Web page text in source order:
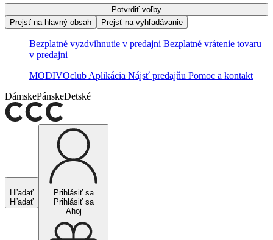
Potvrdiť voľby
Prejsť na hlavný obsah
Prejsť na vyhľadávanie
Bezplatné vyzdvihnutie v predajni Bezplatné vrátenie tovaru
v predajni
MODIVOclub Aplikácia Nájsť predajňu Pomoc a kontakt
DámskePánskeDetské
Hľadať
Hľadať
Prihlásiť sa
Prihlásiť sa
Ahoj